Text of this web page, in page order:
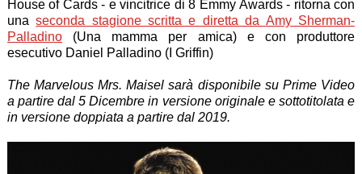
House of Cards - e vincitrice di 8 Emmy Awards - ritorna con
unaseconda stagione scritta e diretta da Amy Sherman-
Palladino(Una mamma per amica) e con produttore
esecutivo Daniel Palladino (I Griffin)
The Marvelous Mrs. Maisel sarà disponibile su Prime Video
a partire dal 5 Dicembre in versione originale e sottotitolata e
in versione doppiata a partire dal 2019.